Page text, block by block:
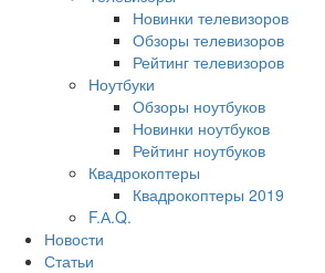
Новинки телевизоров
Обзоры телевизоров
Рейтинг телевизоров
Ноутбуки
Обзоры ноутбуков
Новинки ноутбуков
Рейтинг ноутбуков
Квадрокоптеры
Квадрокоптеры 2019
F.А.Q.
Новости
Статьи